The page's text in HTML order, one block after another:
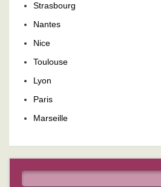
Strasbourg
Nantes
Nice
Toulouse
Lyon
Paris
Marseille